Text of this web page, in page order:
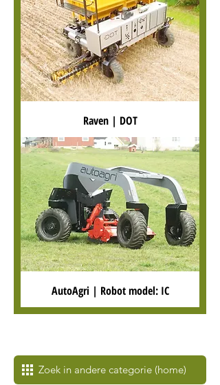
Raven | DOT
AutoAgri | Robot model: IC
Zoek in andere categorie (home)